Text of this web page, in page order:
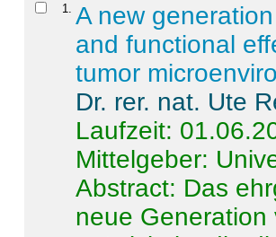
1
A new
and functional
tumor
Dr. rer. nat. Ute
Laufzeit:
Mittelgeber:
Abstract: Das
neue